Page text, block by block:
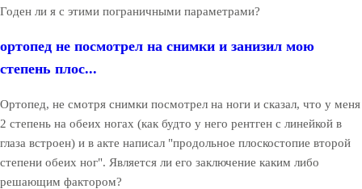
Годен ли я с этими пограничными параметрами?
ортопед не посмотрел на снимки и занизил мою
степень плос...
Ортопед, не смотря снимки посмотрел на ноги и сказал, что у меня
2 степень на обеих ногах (как будто у него рентген с линейкой в
глаза встроен) и в акте написал "продольное плоскостопие второй
степени обеих ног". Является ли его заключение каким либо
решающим фактором?